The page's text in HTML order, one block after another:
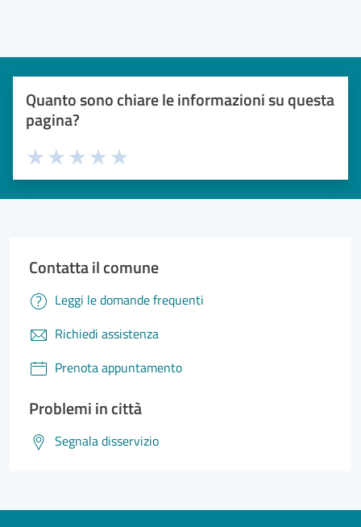
Quanto sono chiare le informazioni su questa
pagina?
Valuta 5 stelle su 5
Valuta 4 stelle su 5
Valuta 3 stelle su 5
Valuta 2 stelle su 5
Valuta 1 stelle su 5
Contatta il comune
Leggi le domande frequenti
Richiedi assistenza
Prenota appuntamento
Problemi in città
Segnala disservizio